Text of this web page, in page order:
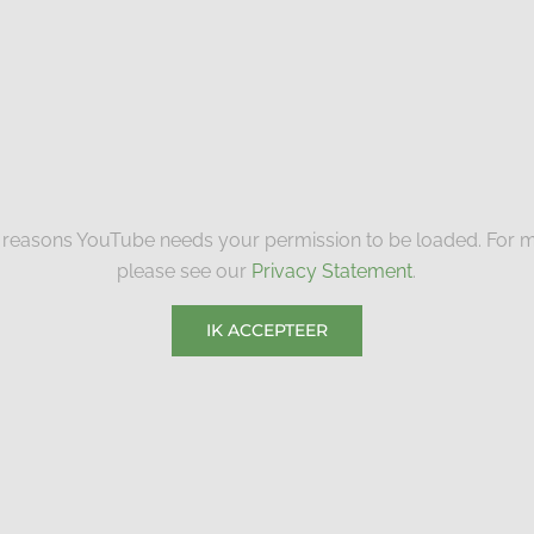
YouTube needs your permission to be loaded. For
please see our Privacy Statement.
IK ACCEPTEER